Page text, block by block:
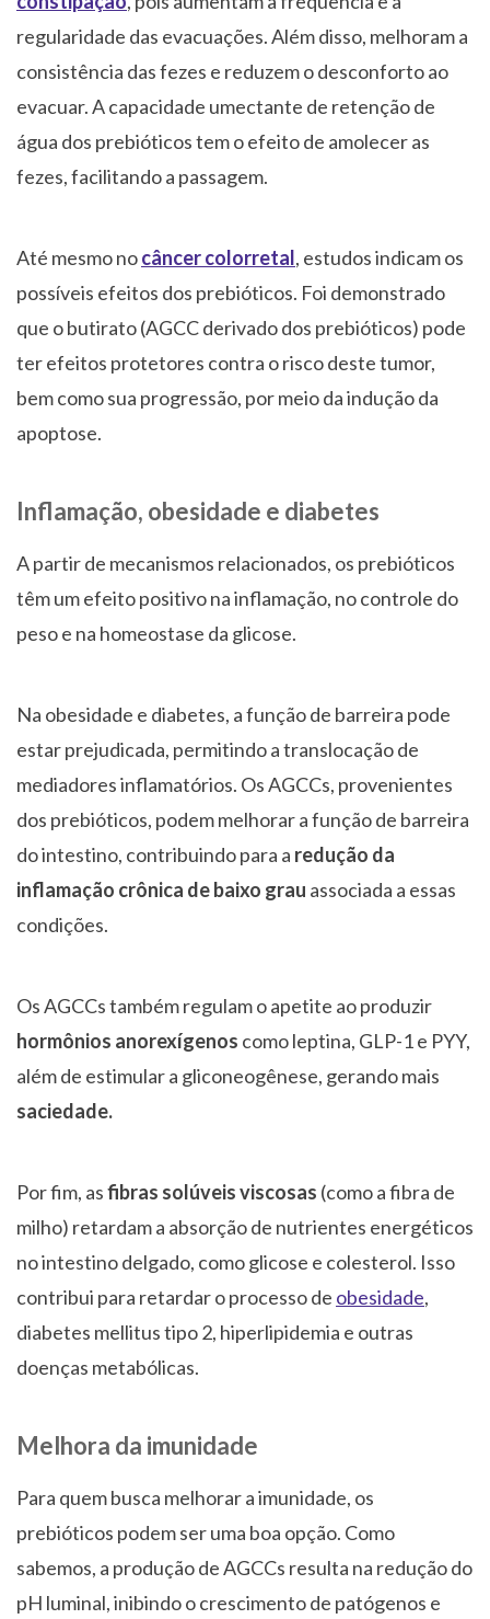
regularidade das evacuações. Além disso, melhoram a
consistência das fezes e reduzem o desconforto ao
evacuar. A capacidade umectante de retenção de
água dos prebióticos tem o efeito de amolecer as
fezes, facilitando a passagem.
Até mesmo nocâncer colorretal, estudos indicam os
possíveis efeitos dos prebióticos. Foi demonstrado
que o butirato (AGCC derivado dos prebióticos) pode
ter efeitos protetores contra o risco deste tumor,
bem como sua progressão, por meio da indução da
apoptose.
Inflamação, obesidade e diabetes
A partir de mecanismos relacionados, os prebióticos
têm um efeito positivo na inflamação, no controle do
peso e na homeostase da glicose.
Na obesidade e diabetes, a função de barreira pode
estar prejudicada, permitindo a translocação de
mediadores inflamatórios. Os AGCCs, provenientes
dos prebióticos, podem melhorar a função de barreira
do intestino, contribuindo para a redução da
inflamação crônica de baixo grau associada a essas
condições.
Os AGCCs também regulam o apetite ao produzir
hormônios anorexígenos como leptina, GLP-1 e PYY,
além de estimular a gliconeogênese, gerando mais
saciedade.
Por fim, asfibras solúveis viscosas (como a fibra de
milho) retardam a absorção de nutrientes energéticos
no intestino delgado, como glicose e colesterol. Isso
contribui para retardar o processo de obesidade,
diabetes mellitus tipo 2, hiperlipidemia e outras
doenças metabólicas.
Melhora da imunidade
Para quem busca melhorar a imunidade, os
prebióticos podem ser uma boa opção. Como
sabemos, a produção de AGCCs resulta na redução do
pH luminal, inibindo o crescimento de patógenos e